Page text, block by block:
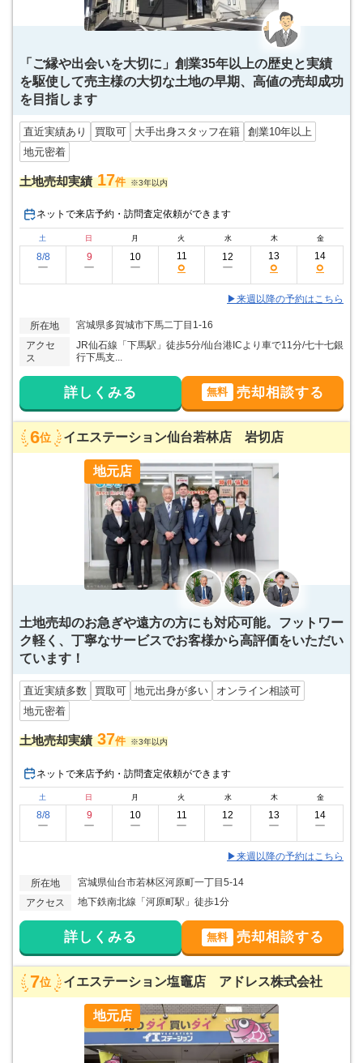
「ご縁や出会いを大切に」創業35年以上の歴史と実績
を駆使して売主様の大切な土地の早期、高値の売却成功
を目指します
直近実績あり 買取可 大手出身スタッフ在籍
創業10年以上
地元密着
土地売却実績 17件 ※3年以内
ネットで来店予約・訪問査定依頼ができます
土 日 月 火 水 木 金
8/8
ー
9
ー
10
ー
11
○
12
ー
13
○
14
○
▶来週以降の予約はこちら
所在地
宮城県多賀城市下馬二丁目1-16
アクセ
ス
JR仙石線「下馬駅」徒歩5分/仙台港ICより車で11分/七十七銀
行下馬支...
詳しくみる 無料 売却相談する
6位 イエステーション仙台若林店 岩切店
地元店
土地売却のお急ぎや遠方の方にも対応可能。フットワー
ク軽く、丁寧なサービスでお客様から高評価をいただい
ています！
直近実績多数 買取可 地元出身が多い
オンライン相談可
地元密着
土地売却実績 37件 ※3年以内
ネットで来店予約・訪問査定依頼ができます
土 日 月 火 水 木 金
8/8
ー
9
ー
10
ー
11
ー
12
ー
13
ー
14
ー
▶来週以降の予約はこちら
所在地
宮城県仙台市若林区河原町一丁目5-14
アクセス
地下鉄南北線「河原町駅」徒歩1分
詳しくみる 無料 売却相談する
7位 イエステーション塩竈店 アドレス株式会社
地元店